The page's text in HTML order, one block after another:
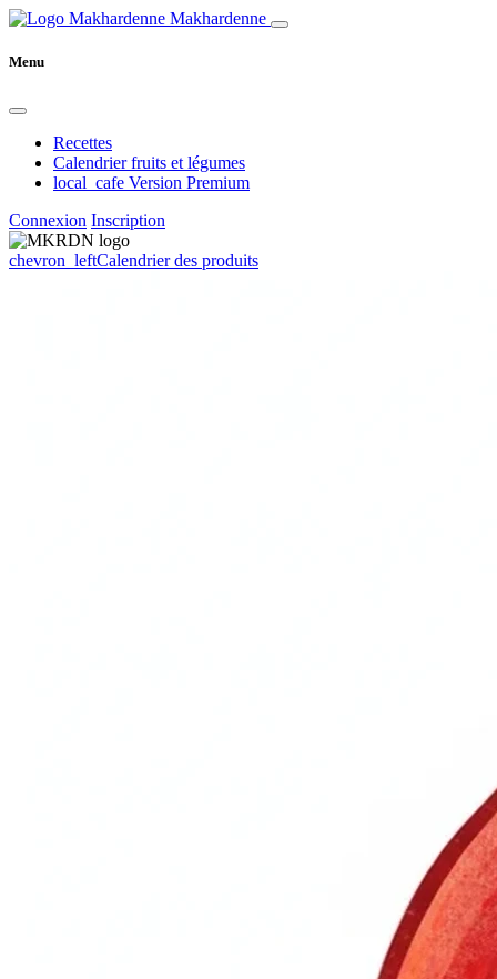
Makhardenne
Menu
Recettes
Calendrier fruits et légumes
local_cafe Version Premium
Connexion Inscription
chevron_leftCalendrier des produits